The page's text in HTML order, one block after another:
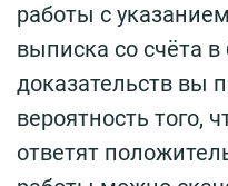
работы с
выписка со счёта
доказательств вы
вероятность того,
ответят